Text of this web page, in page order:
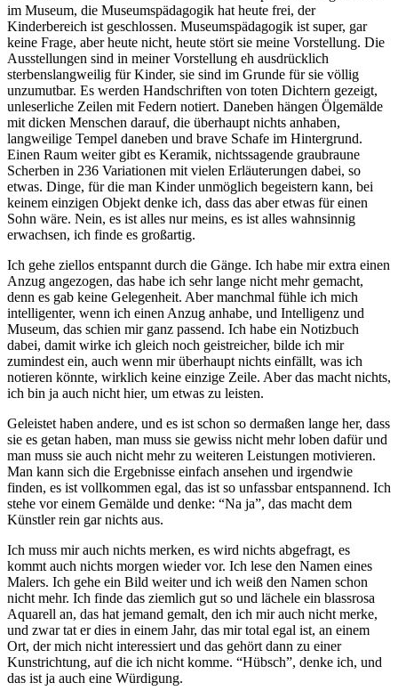
im Museum, die Museumspädagogik hat heute frei, der
Kinderbereich ist geschlossen. Museumspädagogik ist super, gar
keine Frage, aber heute nicht, heute stört sie meine Vorstellung. Die
Ausstellungen sind in meiner Vorstellung eh ausdrücklich
sterbenslangweilig für Kinder, sie sind im Grunde für sie völlig
unzumutbar. Es werden Handschriften von toten Dichtern gezeigt,
unleserliche Zeilen mit Federn notiert. Daneben hängen Ölgemälde
mit dicken Menschen darauf, die überhaupt nichts anhaben,
langweilige Tempel daneben und brave Schafe im Hintergrund.
Einen Raum weiter gibt es Keramik, nichtssagende graubraune
Scherben in 236 Variationen mit vielen Erläuterungen dabei, so
etwas. Dinge, für die man Kinder unmöglich begeistern kann, bei
keinem einzigen Objekt denke ich, dass das aber etwas für einen
Sohn wäre. Nein, es ist alles nur meins, es ist alles wahnsinnig
erwachsen, ich finde es großartig.
Ich gehe ziellos entspannt durch die Gänge. Ich habe mir extra einen
Anzug angezogen, das habe ich sehr lange nicht mehr gemacht,
denn es gab keine Gelegenheit. Aber manchmal fühle ich mich
intelligenter, wenn ich einen Anzug anhabe, und Intelligenz und
Museum, das schien mir ganz passend. Ich habe ein Notizbuch
dabei, damit wirke ich gleich noch geistreicher, bilde ich mir
zumindest ein, auch wenn mir überhaupt nichts einfällt, was ich
notieren könnte, wirklich keine einzige Zeile. Aber das macht nichts,
ich bin ja auch nicht hier, um etwas zu leisten.
Geleistet haben andere, und es ist schon so dermaßen lange her, dass
sie es getan haben, man muss sie gewiss nicht mehr loben dafür und
man muss sie auch nicht mehr zu weiteren Leistungen motivieren.
Man kann sich die Ergebnisse einfach ansehen und irgendwie
finden, es ist vollkommen egal, das ist so unfassbar entspannend. Ich
stehe vor einem Gemälde und denke: “Na ja”, das macht dem
Künstler rein gar nichts aus.
Ich muss mir auch nichts merken, es wird nichts abgefragt, es
kommt auch nichts morgen wieder vor. Ich lese den Namen eines
Malers. Ich gehe ein Bild weiter und ich weiß den Namen schon
nicht mehr. Ich finde das ziemlich gut so und lächele ein blassrosa
Aquarell an, das hat jemand gemalt, den ich mir auch nicht merke,
und zwar tat er dies in einem Jahr, das mir total egal ist, an einem
Ort, der mich nicht interessiert und das gehört dann zu einer
Kunstrichtung, auf die ich nicht komme. “Hübsch”, denke ich, und
das ist ja auch eine Würdigung.